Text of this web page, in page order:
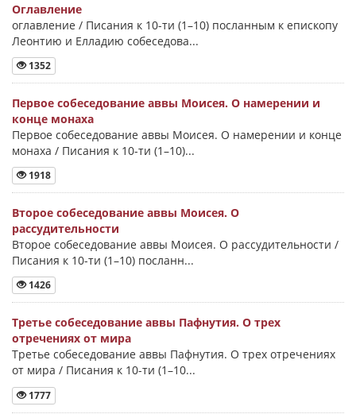
Оглавление
оглавление / Писания к 10-ти (1–10) посланным к епископу
Леонтию и Елладию собеседова...
1352
Первое собеседование аввы Моисея. О намерении и
конце монаха
Первое собеседование аввы Моисея. О намерении и конце
монаха / Писания к 10-ти (1–10)...
1918
Второе собеседование аввы Моисея. О
рассудительности
Второе собеседование аввы Моисея. О рассудительности /
Писания к 10-ти (1–10) посланн...
1426
Третье собеседование аввы Пафнутия. О трех
отречениях от мира
Третье собеседование аввы Пафнутия. О трех отречениях
от мира / Писания к 10-ти (1–10...
1777